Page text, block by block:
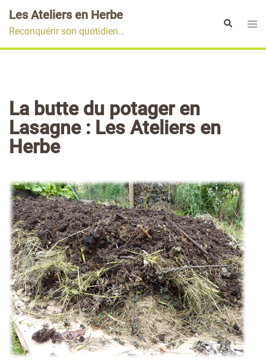
au
contenu
Les Ateliers en Herbe
Reconquérir son quotidien…
Rechercher
La butte du potager en
Lasagne : Les Ateliers en
Herbe